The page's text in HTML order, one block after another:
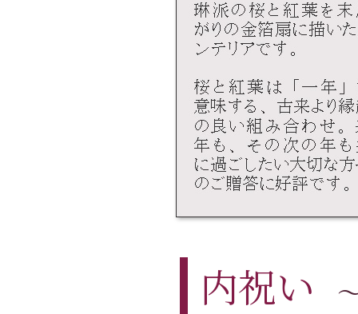
内祝い